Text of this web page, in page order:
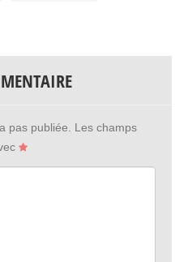
pas publiée. Les champs